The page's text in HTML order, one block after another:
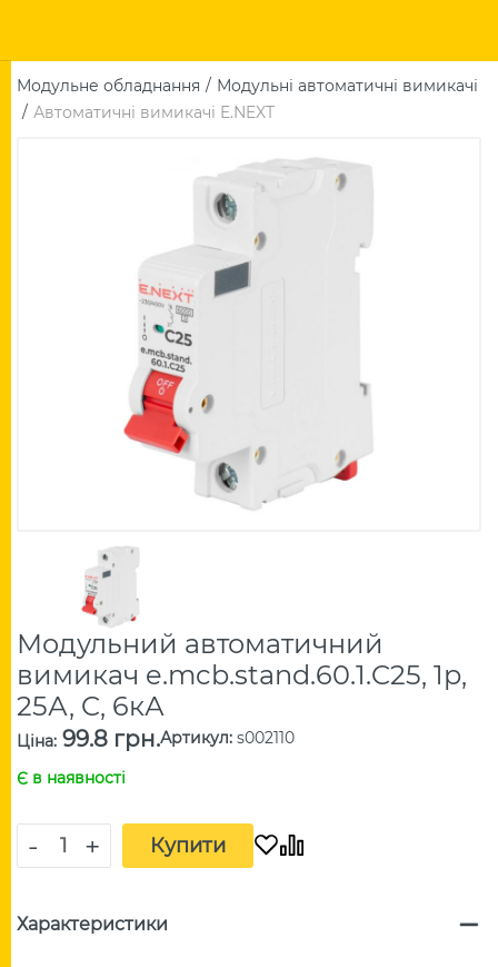
Модульне обладнання
Модульні автоматичні вимикачі
Автоматичні вимикачі E.NEXT
Модульний автоматичний
вимикач e.mcb.stand.60.1.C25, 1р,
25А, C, 6кА
Ціна: 99.8 грн.Артикул: s002110
Є в наявності
- + Купити
Характеристики